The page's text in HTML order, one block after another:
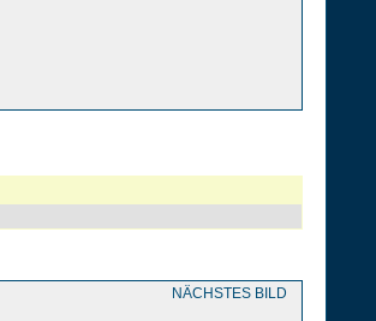
NÄCHSTES BILD